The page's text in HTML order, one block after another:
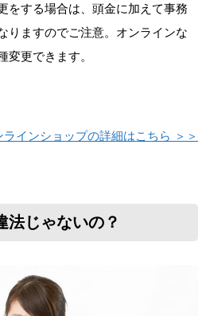
をする場合は、頭金に加えて事務
りますのでご注意。オンラインな
変更できます。
ラインショップの詳細はこちら ＞＞
法じゃないの？